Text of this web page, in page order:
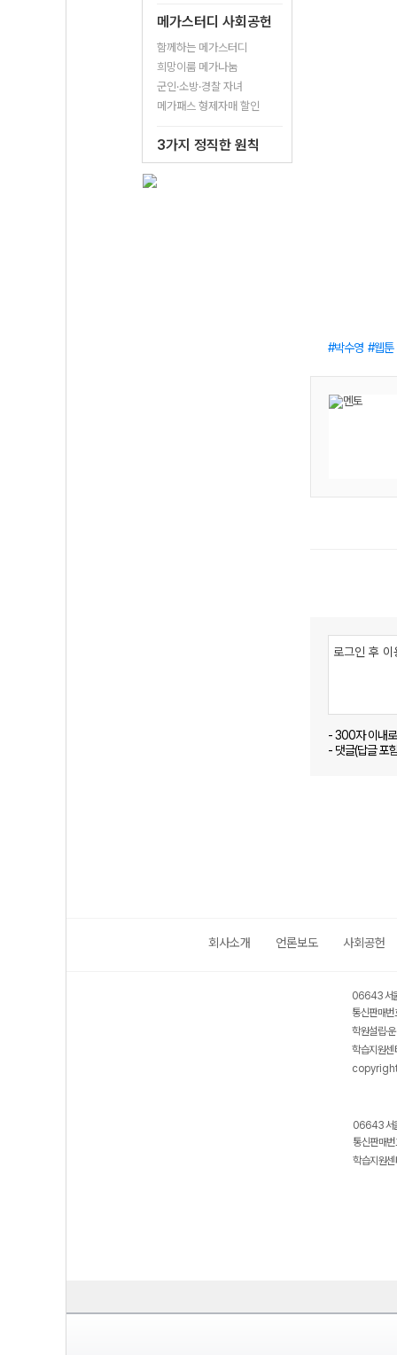
메가스터디 사회공헌
함께하는 메가스터디
희망이룸 메가나눔
군인·소방·경찰 자녀
메가패스 형제자매 할인
3가지 정직한 원칙
박수영 웹툰
- 300자 이내
- 댓글(답글 포
회사소개 언론보도 사회공헌
06643 서
통신판매
학원설립·
학습지원
06643 서
통신판매
학습지원